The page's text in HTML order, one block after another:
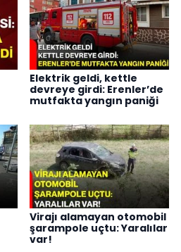
Elektrik geldi, kettle
devreye girdi: Erenler’de
mutfakta yangın paniği
Virajı alamayan otomobil
şarampole uçtu: Yaralılar
var!